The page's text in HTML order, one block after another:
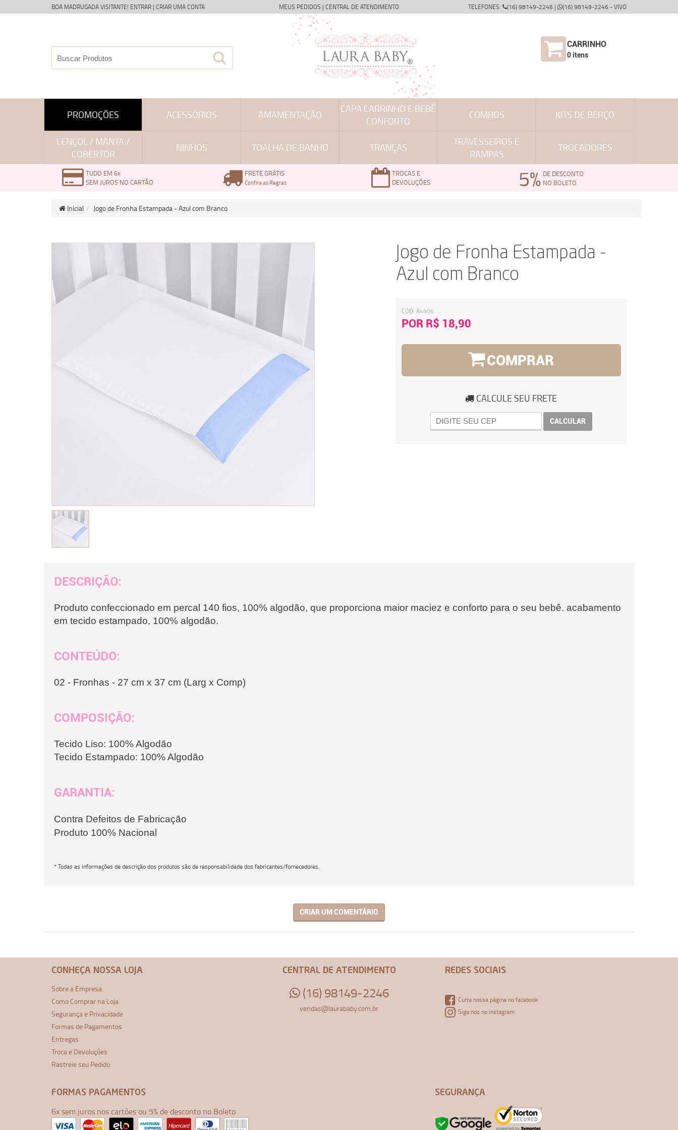
BOA MADRUGADA VISITANTE! ENTRAR | CRIAR UMA CONTA MEUS PEDIDOS | CENTRAL DE ATENDIMENTO TELEFONES: (16) 98149-2246 | (16) 98149-2246 - VIVO
CARRINHO
0itens
PROMOÇÕES ACESSÓRIOS AMAMENTAÇÃO
CAPA CARRINHO E BEBÊ
CONFORTO
COMBOS KITS DE BERÇO
LENÇOL / MANTA /
COBERTOR
NINHOS TOALHA DE BANHO TRANÇAS
TRAVESSEIROS E
RAMPAS
TROCADORES
TUDO EM 6x
SEM JUROS NO CARTÃO
FRETE GRÁTIS
Confira as Regras
TROCAS E
DEVOLUÇÕES
5% DE DESCONTO
NO BOLETO
Inicial Jogo de Fronha Estampada - Azul com Branco
Jogo de Fronha Estampada -
Azul com Branco
CÓD: A4906
POR R$ 18,90
COMPRAR
CALCULE SEU FRETE
CALCULAR
DESCRIÇÃO:
Produto confeccionado em percal 140 fios, 100% algodão, que proporciona maior maciez e conforto para o seu bebê. acabamento
em tecido estampado, 100% algodão.
CONTEÚDO:
02 - Fronhas - 27 cm x 37 cm (Larg x Comp)
COMPOSIÇÃO:
Tecido Liso: 100% Algodão
Tecido Estampado: 100% Algodão
GARANTIA:
Contra Defeitos de Fabricação
Produto 100% Nacional
* Todas as informações de descrição dos produtos são de responsabilidade dos fabricantes/fornecedores.
CRIAR UM COMENTÁRIO
CONHEÇA NOSSA LOJA
Sobre a Empresa
Como Comprar na Loja
Segurança e Privacidade
Formas de Pagamentos
Entregas
Troca e Devoluções
Rastreie seu Pedido
CENTRAL DE ATENDIMENTO
(16) 98149-2246
vendas@laurababy.com.br
REDES SOCIAIS
Curta nossa página no facebook
Siga nos no instagram
FORMAS PAGAMENTOS
6x sem juros nos cartões ou 5% de desconto no Boleto
SEGURANÇA